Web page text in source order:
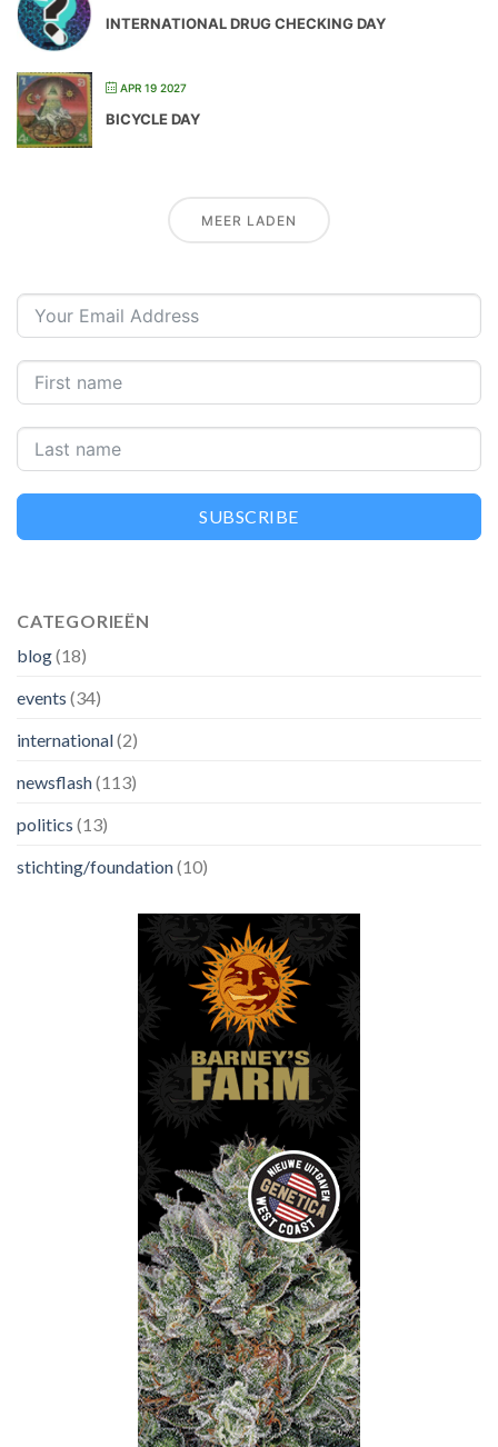
INTERNATIONAL DRUG CHECKING DAY
APR 19 2027
BICYCLE DAY
MEER LADEN
SUBSCRIBE
CATEGORIEËN
blog(18)
events (34)
international(2)
newsflash(113)
politics (13)
stichting/foundation(10)